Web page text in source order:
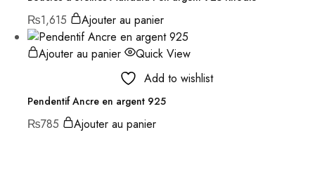
₨1,615 Ajouter au panier
Ajouter au panier
Quick View
Add to wishlist
Pendentif Ancre en argent 925
₨785 Ajouter au panier